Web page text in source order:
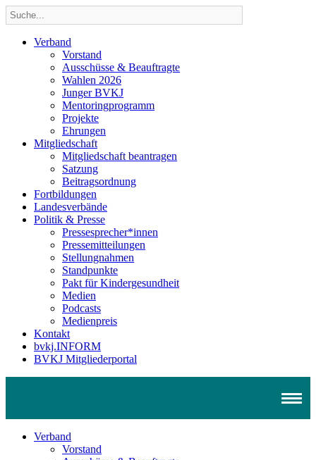
Verband
Vorstand
Ausschüsse & Beauftragte
Wahlen 2026
Junger BVKJ
Mentoringprogramm
Projekte
Ehrungen
Mitgliedschaft
Mitgliedschaft beantragen
Satzung
Beitragsordnung
Fortbildungen
Landesverbände
Politik & Presse
Pressesprecher*innen
Pressemitteilungen
Stellungnahmen
Standpunkte
Pakt für Kindergesundheit
Medien
Podcasts
Medienpreis
Kontakt
bvkj.INFORM
BVKJ Mitgliederportal
Verband
Vorstand